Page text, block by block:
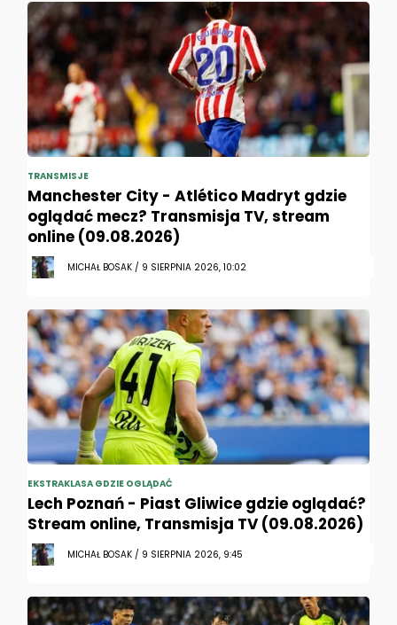
TRANSMISJE
Manchester City - Atlético Madryt gdzie
oglądać mecz? Transmisja TV, stream
online (09.08.2026)
MICHAŁ BOSAK / 9 SIERPNIA 2026, 10:02
EKSTRAKLASA GDZIE OGLĄDAĆ
Lech Poznań - Piast Gliwice gdzie oglądać?
Stream online, Transmisja TV (09.08.2026)
MICHAŁ BOSAK / 9 SIERPNIA 2026, 9:45